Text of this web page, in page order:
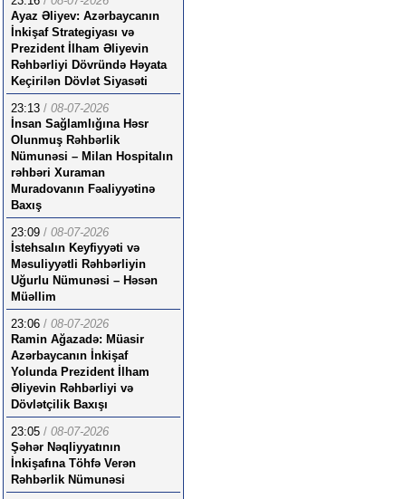
Ayaz Əliyev: Azərbaycanın
İnkişaf Strategiyası və
Prezident İlham Əliyevin
Rəhbərliyi Dövründə Həyata
Keçirilən Dövlət Siyasəti
23:13 / 08-07-2026
İnsan Sağlamlığına Həsr
Olunmuş Rəhbərlik
Nümunəsi – Milan Hospitalın
rəhbəri Xuraman
Muradovanın Fəaliyyətinə
Baxış
23:09 / 08-07-2026
İstehsalın Keyfiyyəti və
Məsuliyyətli Rəhbərliyin
Uğurlu Nümunəsi – Həsən
Müəllim
23:06 / 08-07-2026
Ramin Ağazadə: Müasir
Azərbaycanın İnkişaf
Yolunda Prezident İlham
Əliyevin Rəhbərliyi və
Dövlətçilik Baxışı
23:05 / 08-07-2026
Şəhər Nəqliyyatının
İnkişafına Töhfə Verən
Rəhbərlik Nümunəsi